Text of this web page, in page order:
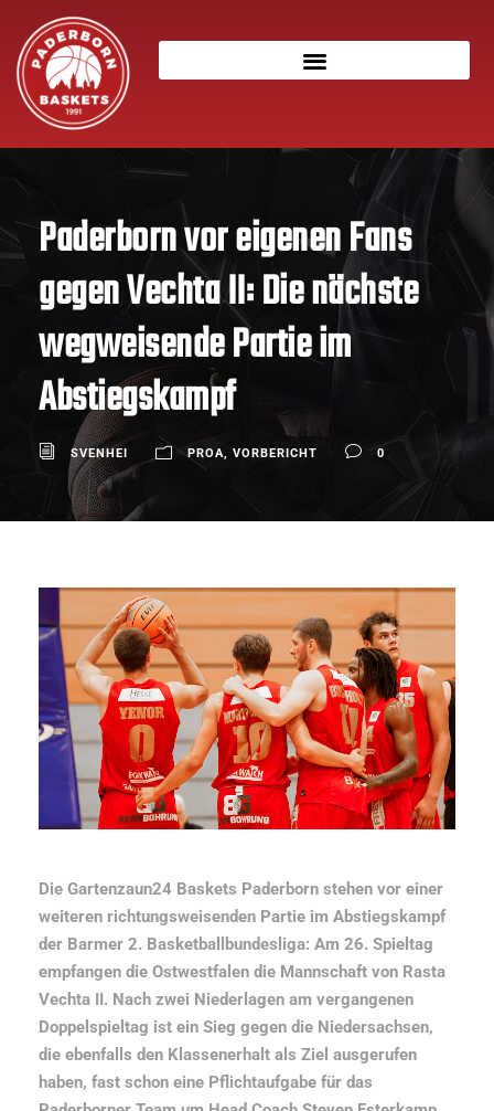
Paderborn vor eigenen Fans
gegen Vechta II: Die nächste
wegweisende Partie im
Abstiegskampf
SVENHEI PROA, VORBERICHT 0
Die Gartenzaun24 Baskets Paderborn stehen vor einer
weiteren richtungsweisenden Partie im Abstiegskampf
der Barmer 2. Basketballbundesliga: Am 26. Spieltag
empfangen die Ostwestfalen die Mannschaft von Rasta
Vechta II. Nach zwei Niederlagen am vergangenen
Doppelspieltag ist ein Sieg gegen die Niedersachsen,
die ebenfalls den Klassenerhalt als Ziel ausgerufen
haben, fast schon eine Pflichtaufgabe für das